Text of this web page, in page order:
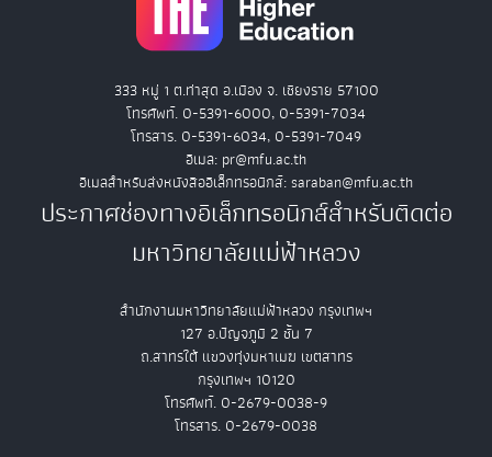
333 หมู่ 1 ต.ท่าสุด อ.เมือง จ. เชียงราย 57100
โทรศัพท์. 0-5391-6000, 0-5391-7034
โทรสาร. 0-5391-6034, 0-5391-7049
อีเมล: pr@mfu.ac.th
อีเมลสำหรับส่งหนังสืออิเล็กทรอนิกส์: saraban@mfu.ac.th
ประกาศช่องทางอิเล็กทรอนิกส์สำหรับติดต่อ
มหาวิทยาลัยแม่ฟ้าหลวง
สำนักงานมหาวิทยาลัยแม่ฟ้าหลวง กรุงเทพฯ
127 อ.ปัญจภูมิ 2 ชั้น 7
ถ.สาทรใต้ แขวงทุ่งมหาเมฆ เขตสาทร
กรุงเทพฯ 10120
โทรศัพท์. 0-2679-0038-9
โทรสาร. 0-2679-0038